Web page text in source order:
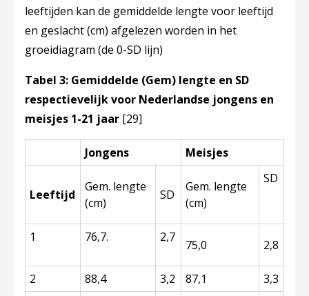
leeftijden kan de gemiddelde lengte voor leeftijd
en geslacht (cm) afgelezen worden in het
groeidiagram (de 0-SD lijn)
Tabel 3: Gemiddelde (Gem) lengte en SD
respectievelijk voor Nederlandse jongens en
meisjes 1-21 jaar [29]
Jongens Meisjes
Leeftijd
Gem. lengte
(cm)
SD
Gem. lengte
(cm)
SD
1 76,7. 2,7
75,0 2,8
2 88,4 3,2 87,1
3,3